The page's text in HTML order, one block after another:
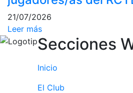
21/07/2026
Leer más
Secciones
Inicio
El Club